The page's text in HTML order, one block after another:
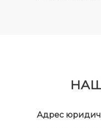
Адрес